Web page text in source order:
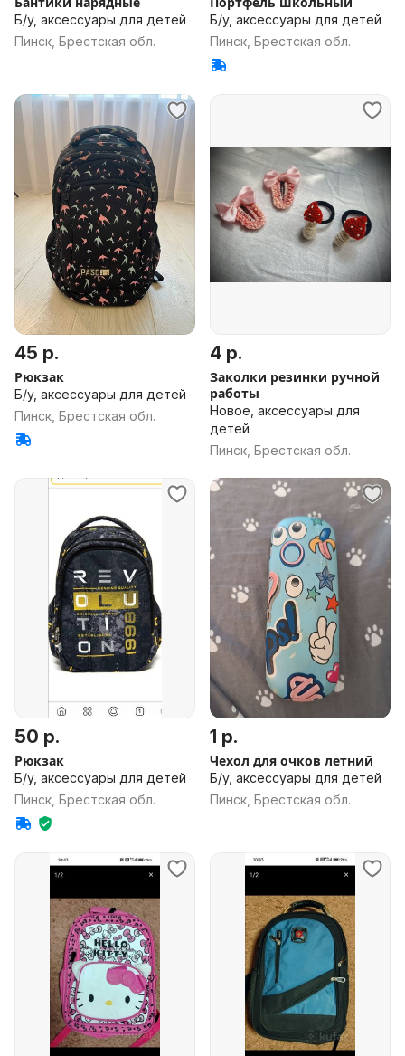
Б/у, аксессуары для детей
Пинск, Брестская обл.
Б/у, аксессуары для детей
Пинск, Брестская обл.
45 р.
Рюкзак
Б/у, аксессуары для детей
Пинск, Брестская обл.
4 р.
Заколки резинки ручной
работы
Новое, аксессуары для
детей
Пинск, Брестская обл.
50 р.
Рюкзак
Б/у, аксессуары для детей
Пинск, Брестская обл.
1 р.
Чехол для очков летний
Б/у, аксессуары для детей
Пинск, Брестская обл.